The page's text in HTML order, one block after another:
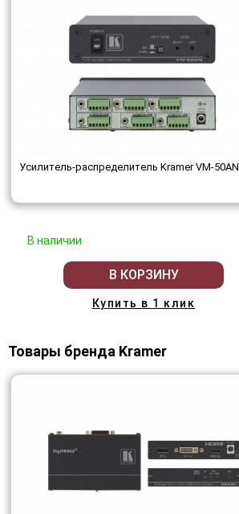
Усилитель-распределитель Kramer VM-50AN
В наличии
В КОРЗИНУ
Купить в 1 клик
Товары бренда Kramer